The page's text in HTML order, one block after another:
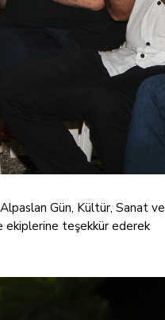
Gün, Kültür, Sanat ve
ekiplerine teşekkür ederek